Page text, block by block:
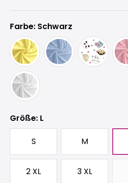
Farbe: Schwarz
Größeauswählen
: L
S M
2 XL 3 XL